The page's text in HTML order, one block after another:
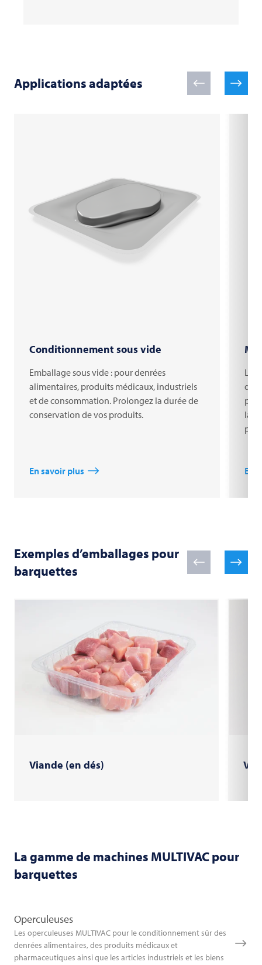
Applications adaptées
Conditionnement sous vide
Emballage sous vide : pour denrées
alimentaires, produits médicaux, industriels
et de consommation. Prolongez la durée de
conservation de vos produits.
En savoir plus
Les
la
En
Exemples d’emballages pour
barquettes
Viande (en dés)
La gamme de machines MULTIVACpour
barquettes
Operculeuses
Les operculeuses MULTIVAC pour le conditionnement sûr des
denrées alimentaires, des produits médicaux et
pharmaceutiques ainsi que les articles industriels et les biens